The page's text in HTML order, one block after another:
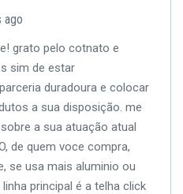
ago
grato pelo cotnato e
sim de estar
duradoura e colocar
a sua disposição. me
a sua atuação atual
de quem voce compra,
se usa mais aluminio ou
principal é a telha click